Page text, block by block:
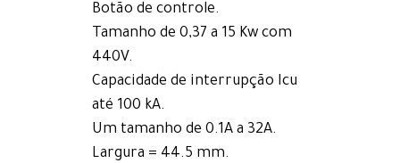
Botão de controle.
Tamanho de 0,37 a 15 Kw com
440V.
Capacidade de interrupção Icu
até 100 kA.
Um tamanho de 0.1A a 32A.
Largura = 44.5 mm.